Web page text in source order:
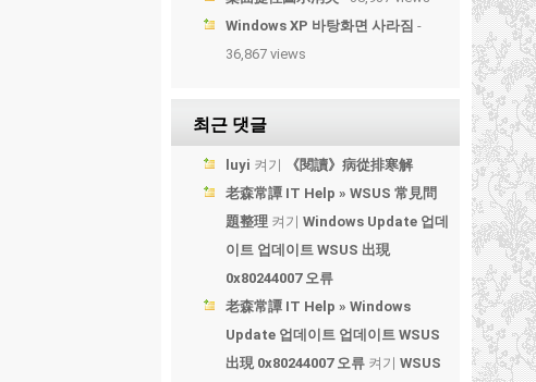
Windows XP 바탕화면 사라짐 -
36,867 views
최근 댓글
luyi 켜기
《閱讀》病從排寒解
老森常譚 IT Help » WSUS 常見問
題整理 켜기 Windows Update 업데
이트 업데이트 WSUS 出現
0x80244007 오류
老森常譚 IT Help » Windows
Update 업데이트 업데이트 WSUS
出現 0x80244007 오류 켜기 WSUS